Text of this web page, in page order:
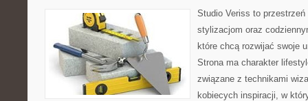
Studio Veriss to
stylizacjom oraz
które chcą rozwijać swoje
Strona ma charakter
związane z technikami
kobiecych inspiracji, w